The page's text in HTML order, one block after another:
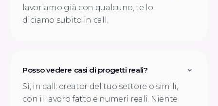
lavoriamo già con qualcuno, te lo
diciamo subito in call.
Posso vedere casi di progetti reali?
Sì, in call: creator del tuo settore o simili,
con il lavoro fatto e numeri reali. Niente